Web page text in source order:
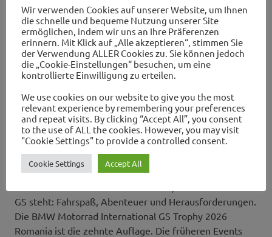
Hauptstadt: Bukarest
Einwohnerzahl: ~ 19 Millionen
Größe: 238.391 km²
Währung: Rumänischer Leu (RON)
Sprache: Rumänisch (Amtssprache), Englisch
wird vor allem in städtischen Gebieten
gesprochen.
Über die BMW Motorrad International GS Trophy.
Die BMW Motorrad International GS Trophy ist ein
Event, das den Spirit der legendären BMW Motorrad GS
GS steht: Fahrspaß, Abenteuer und Herausforderungen.
Die BMW Motorrad International GS Trophy 2026
Romania ist die zehnte Auflage. Die früheren Events
Wir verwenden Cookies auf unserer Website, um Ihnen
die schnelle und bequeme Nutzung unserer Site
ermöglichen, indem wir uns an Ihre Präferenzen
erinnern. Mit Klick auf „Alle akzeptieren“, stimmen Sie
der Verwendung ALLER Cookies zu. Sie können jedoch
die „Cookie-Einstellungen“ besuchen, um eine
kontrollierte Einwilligung zu erteilen.
We use cookies on our website to give you the most
relevant experience by remembering your preferences
and repeat visits. By clicking “Accept All”, you consent
to the use of ALL the cookies. However, you may visit
"Cookie Settings" to provide a controlled consent.
Cookie Settings Accept All